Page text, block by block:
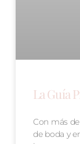
La Guía
Con más
de boda y